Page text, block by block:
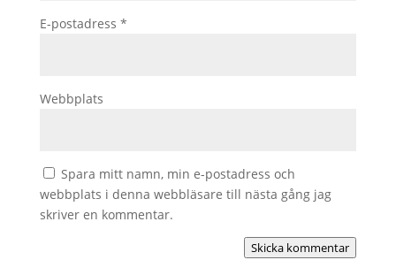
E-postadress *
Webbplats
Spara mitt namn, min e-postadress och
webbplats i denna webbläsare till nästa gång jag
skriver en kommentar.
Skicka kommentar